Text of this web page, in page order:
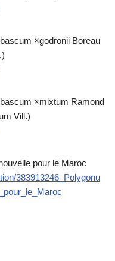
×godronii Boreau
×mixtum Ramond
Vill.)
pour le Maroc
383913246_Polygonu